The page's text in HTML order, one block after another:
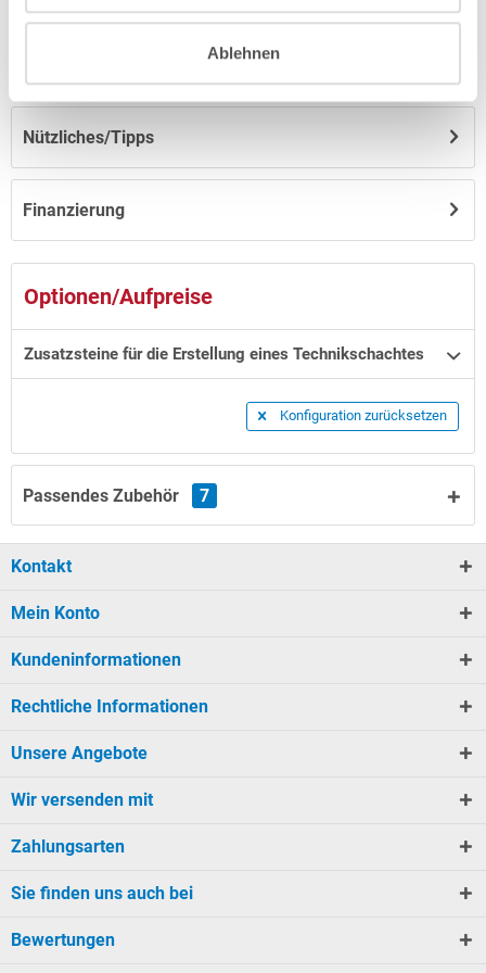
Ablehnen
Finanzierung
Hinweise zum Versand / zur Lagerung
Nützliches/Tipps
Optionen/Aufpreise
Zusatzsteine für die Erstellung eines Technikschachtes
Konfiguration zurücksetzen
Passendes Zubehör 7
Kontakt
Mein Konto
Kundeninformationen
Rechtliche Informationen
Unsere Angebote
Wir versenden mit
Zahlungsarten
Sie finden uns auch bei
Bewertungen